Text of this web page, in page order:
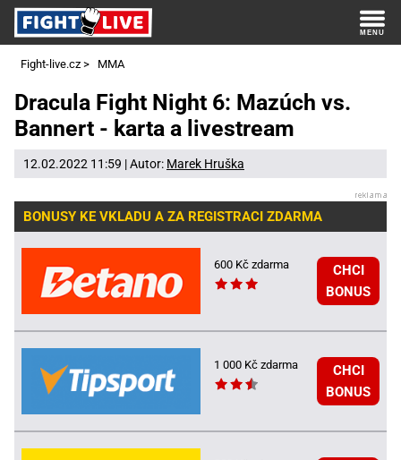
Fight-live.cz > MMA
Dracula Fight Night 6: Mazúch vs.
Bannert - karta a livestream
12.02.2022 11:59 | Autor: Marek Hruška
BONUSY KE VKLADU A ZA REGISTRACI ZDARMA
600 Kč zdarma
CHCI
BONUS
1 000 Kč zdarma
CHCI
BONUS